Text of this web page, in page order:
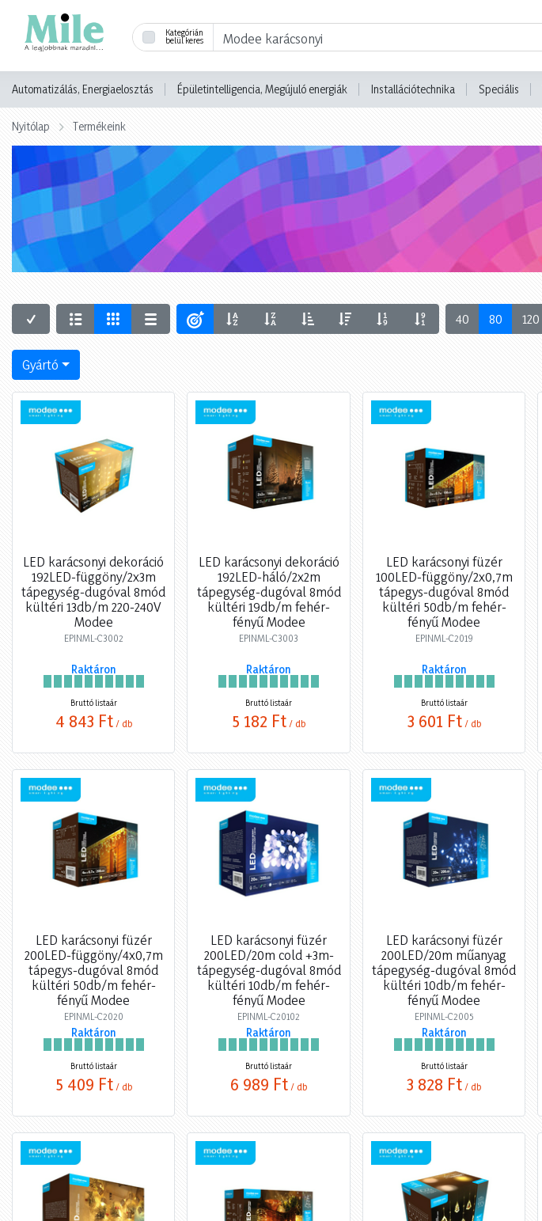
Kategórián
belül keres
Automatizálás, Energiaelosztás Épületintelligencia, Megújuló energiák Installációtechnika Speciális
Nyitólap Termékeink
40 80 120
Gyártó
LED karácsonyi dekoráció
192LED-függöny/2x3m
tápegység-dugóval 8mód
kültéri 13db/m 220-240V
Modee
EPINML-C3002
Raktáron
Bruttó listaár
4 843 Ft / db
LED karácsonyi dekoráció
192LED-háló/2x2m
tápegység-dugóval 8mód
kültéri 19db/m fehér-
fényű Modee
EPINML-C3003
Raktáron
Bruttó listaár
5 182 Ft / db
LED karácsonyi füzér
100LED-függöny/2x0,7m
tápegys-dugóval 8mód
kültéri 50db/m fehér-
fényű Modee
EPINML-C2019
Raktáron
Bruttó listaár
3 601 Ft / db
LED karácsonyi füzér
200LED-függöny/4x0,7m
tápegys-dugóval 8mód
kültéri 50db/m fehér-
fényű Modee
EPINML-C2020
Raktáron
Bruttó listaár
5 409 Ft / db
LED karácsonyi füzér
200LED/20m cold +3m-
tápegység-dugóval 8mód
kültéri 10db/m fehér-
fényű Modee
EPINML-C20102
Raktáron
Bruttó listaár
6 989 Ft / db
LED karácsonyi füzér
200LED/20m műanyag
tápegység-dugóval 8mód
kültéri 10db/m fehér-
fényű Modee
EPINML-C2005
Raktáron
Bruttó listaár
3 828 Ft / db